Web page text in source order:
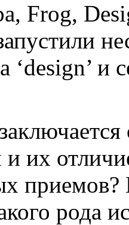
Frog,
‘design’ и
и их
приемов?
рода